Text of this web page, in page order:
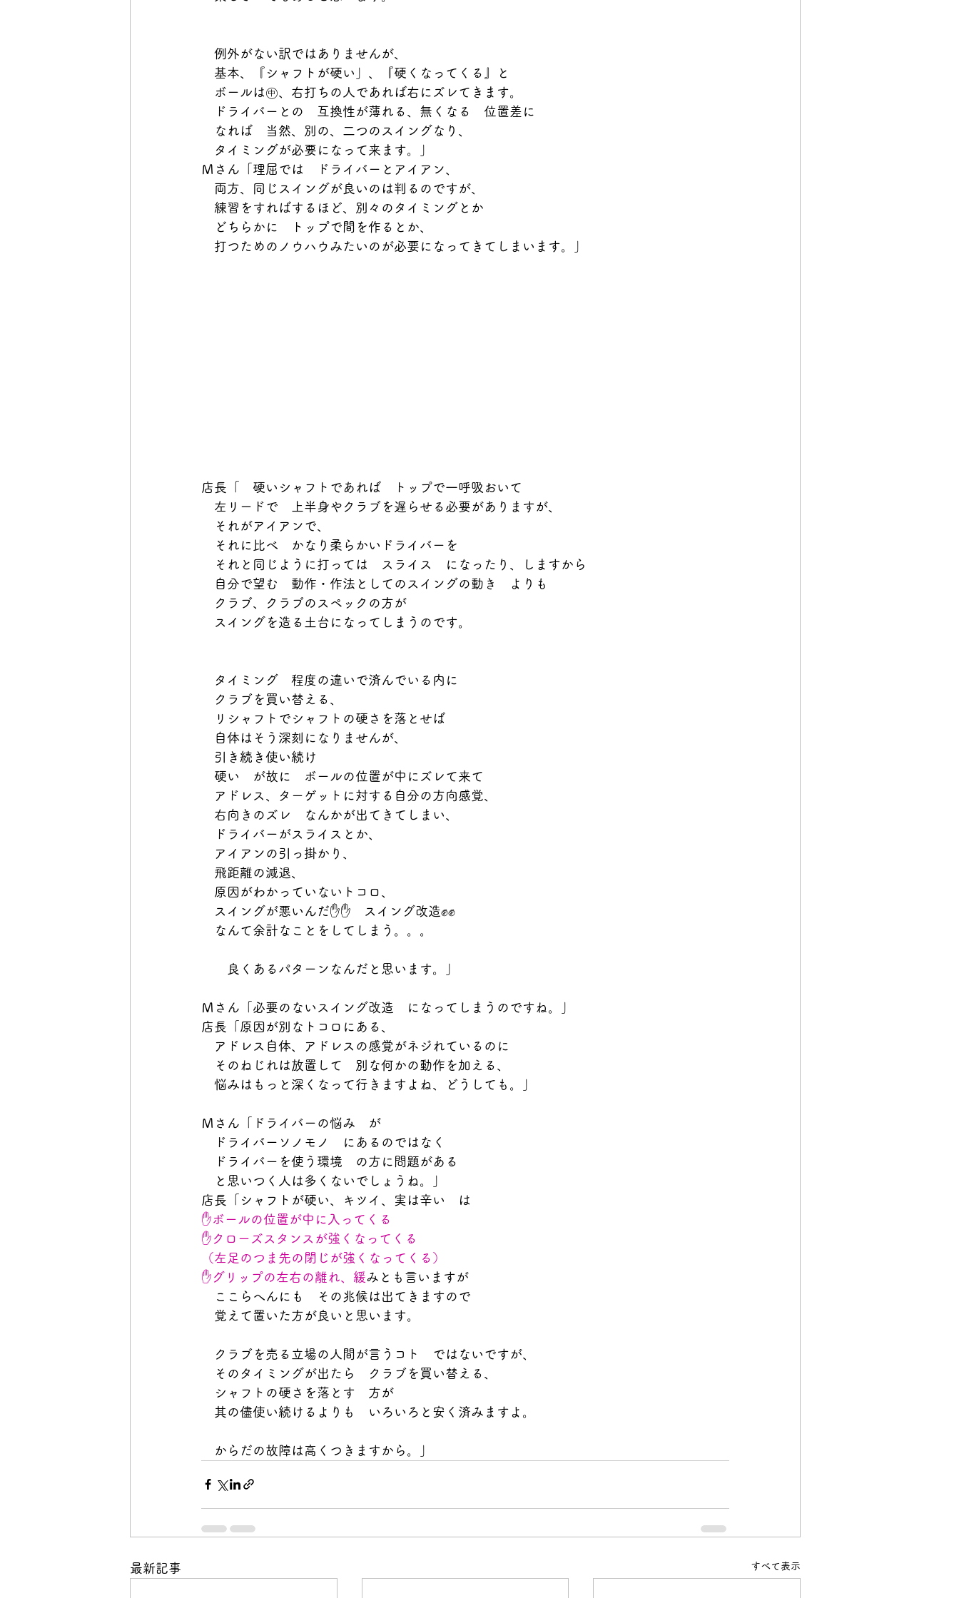
例外がない訳ではありませんが、
基本、『シャフトが硬い」、『硬くなってくる』と
ボールは㊥、右打ちの人であれば右にズレてきます。
ドライバーとの　互換性が薄れる、無くなる　位置差に
なれば　当然、別の、二つのスイングなり、
タイミングが必要になって来ます。」
Ｍさん「理屈では　ドライバーとアイアン、
両方、同じスイングが良いのは判るのですが、
練習をすればするほど、別々のタイミングとか
どちらかに　トップで間を作るとか、
打つためのノウハウみたいのが必要になってきてしまいます。」
店長「　硬いシャフトであれば　トップで一呼吸おいて
左リードで　上半身やクラブを遅らせる必要がありますが、
それがアイアンで、
それに比べ　かなり柔らかいドライバーを
それと同じように打っては　スライス　になったり、しますから
自分で望む　動作・作法としてのスイングの動き　よりも
クラブ、クラブのスペックの方が
スイングを造る土台になってしまうのです。
タイミング　程度の違いで済んでいる内に
クラブを買い替える、
リシャフトでシャフトの硬さを落とせば
自体はそう深刻になりませんが、
引き続き使い続け
硬い　が故に　ボールの位置が中にズレて来て
アドレス、ターゲットに対する自分の方向感覚、
右向きのズレ　なんかが出てきてしまい、
ドライバーがスライスとか、
アイアンの引っ掛かり、
飛距離の減退、
原因がわかっていないトコロ、
スイングが悪いんだ✋✋　スイング改造✊✊
なんて余計なことをしてしまう。。。
良くあるパターンなんだと思います。」
Ｍさん「必要のないスイング改造　になってしまうのですね。」
店長「原因が別なトコロにある、
アドレス自体、アドレスの感覚がネジれているのに
そのねじれは放置して　別な何かの動作を加える、
悩みはもっと深くなって行きますよね、どうしても。」
Ｍさん「ドライバーの悩み　が
ドライバーソノモノ　にあるのではなく
ドライバーを使う環境　の方に問題がある
と思いつく人は多くないでしょうね。」
店長「シャフトが硬い、キツイ、実は辛い　は
✋ボールの位置が中に入ってくる
✋クローズスタンスが強くなってくる
（左足のつま先の閉じが強くなってくる）
✋グリップの左右の離れ、緩みとも言いますが
ここらへんにも　その兆候は出てきますので
覚えて置いた方が良いと思います。
クラブを売る立場の人間が言うコト　ではないですが、
そのタイミングが出たら　クラブを買い替える、
シャフトの硬さを落とす　方が
其の儘使い続けるよりも　いろいろと安く済みますよ。
からだの故障は高くつきますから。」
最新記事 すべて表示